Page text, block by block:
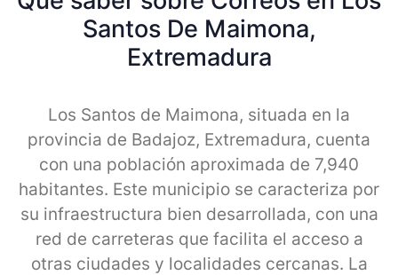
Santos De Maimona,
Extremadura
Los Santos de Maimona, situada en la
provincia de Badajoz, Extremadura, cuenta
con una población aproximada de 7,940
habitantes. Este municipio se caracteriza por
su infraestructura bien desarrollada, con una
red de carreteras que facilita el acceso a
otras ciudades y localidades cercanas. La